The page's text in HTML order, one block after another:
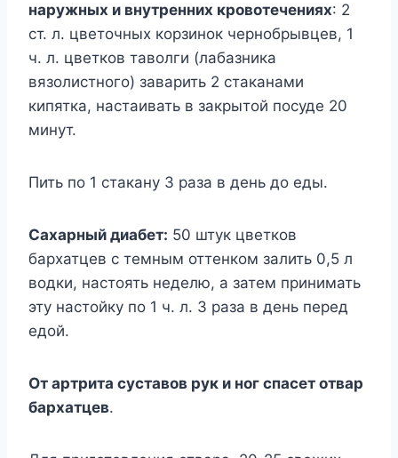
наружных и внутренних кровотечениях: 2
ст. л. цветочных корзинок чернобрывцев, 1
ч. л. цветков таволги (лабазника
вязолистного) заварить 2 стаканами
кипятка, настаивать в закрытой посуде 20
минут.
Пить по 1 стакану 3 раза в день до еды.
Сахарный диабет: 50 штук цветков
бархатцев с темным оттенком залить 0,5 л
водки, настоять неделю, а затем принимать
эту настойку по 1 ч. л. 3 раза в день перед
едой.
От артрита суставов рук и ног спасет отвар
бархатцев.